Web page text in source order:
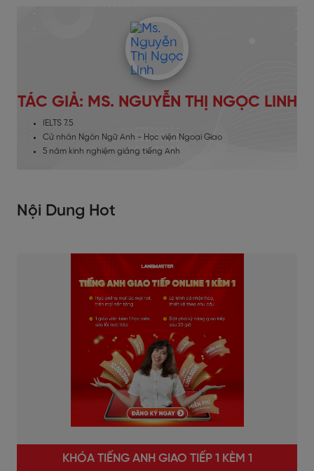
TÁC GIẢ: MS. NGUYỄN THỊ NGỌC LINH
IELTS 7.5
Cử nhân Ngôn Ngữ Anh - Học viện Ngoại Giao
5 năm kinh nghiệm giảng tiếng Anh
Nội Dung Hot
KHÓA TIẾNG ANH GIAO TIẾP 1 KÈM 1